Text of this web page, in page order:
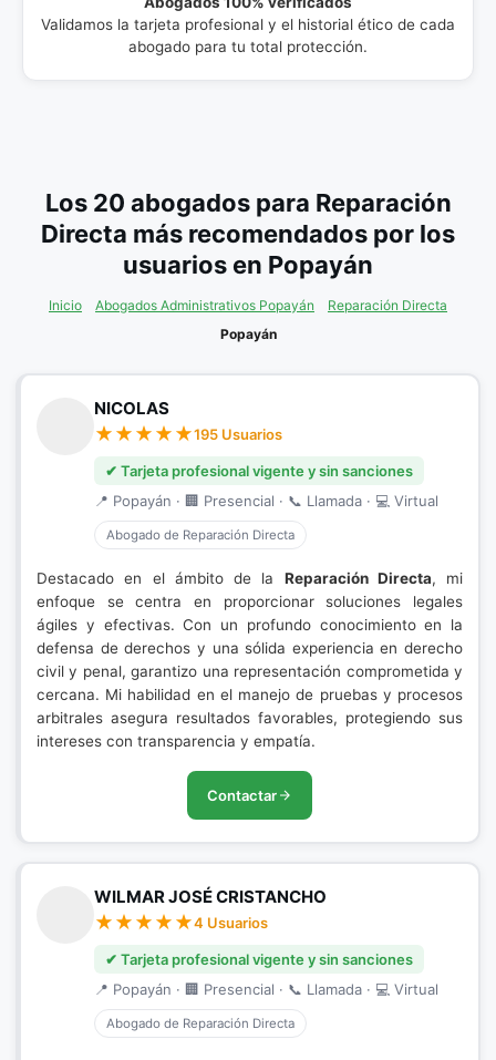
Validamos la tarjeta profesional y el historial ético de cada
abogado para tu total protección.
Los 20 abogados para Reparación
Directa más recomendados por los
usuarios en Popayán
Inicio Abogados Administrativos Popayán
Reparación Directa
Popayán
NICOLAS
195 Usuarios
✔ Tarjeta profesional vigente y sin sanciones
📍 Popayán · 🏢 Presencial · 📞 Llamada · 💻 Virtual
Abogado de Reparación Directa
Destacado en el ámbito de la Reparación Directa, mi
enfoque se centra en proporcionar soluciones legales
ágiles y efectivas. Con un profundo conocimiento en la
defensa de derechos y una sólida experiencia en derecho
civil y penal, garantizo una representación comprometida y
cercana. Mi habilidad en el manejo de pruebas y procesos
arbitrales asegura resultados favorables, protegiendo sus
intereses con transparencia y empatía.
Contactar
WILMAR JOSÉ CRISTANCHO
4 Usuarios
✔ Tarjeta profesional vigente y sin sanciones
📍 Popayán · 🏢 Presencial · 📞 Llamada · 💻 Virtual
Abogado de Reparación Directa